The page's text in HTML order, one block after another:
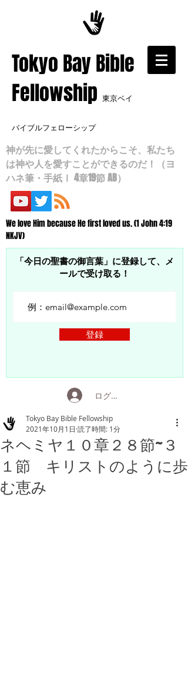
​Tokyo Bay Bible
Fellowship 東京ベイ
バイブルフェローシップ
神が先に愛してくれたからこそ、私たち
は神や人を愛すことができるのだ！（ヨ
ハネ筆・手紙Ⅰ 4章19節 AB）
We love Him because He first loved us. (1 John 4:19
NKJV)
「今日の聖書の御言葉」に登録して、メ
ールで受け取る！
登録
ログイン
ネヘミヤ１０章２８節~３
１節 キリストのように歩
む恵み
Tokyo Bay Bible Fellowship
2021年10月1日 読了時間: 1分